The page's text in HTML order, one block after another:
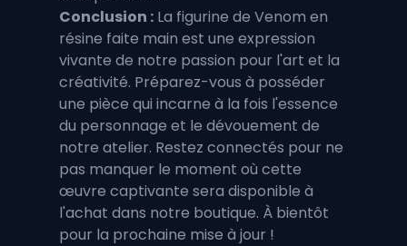
Conclusion : La figurine de Venom en
résine faite main est une expression
vivante de notre passion pour l'art et la
créativité. Préparez-vous à posséder
une pièce qui incarne à la fois l'essence
du personnage et le dévouement de
notre atelier. Restez connectés pour ne
pas manquer le moment où cette
œuvre captivante sera disponible à
l'achat dans notre boutique. À bientôt
pour la prochaine mise à jour !